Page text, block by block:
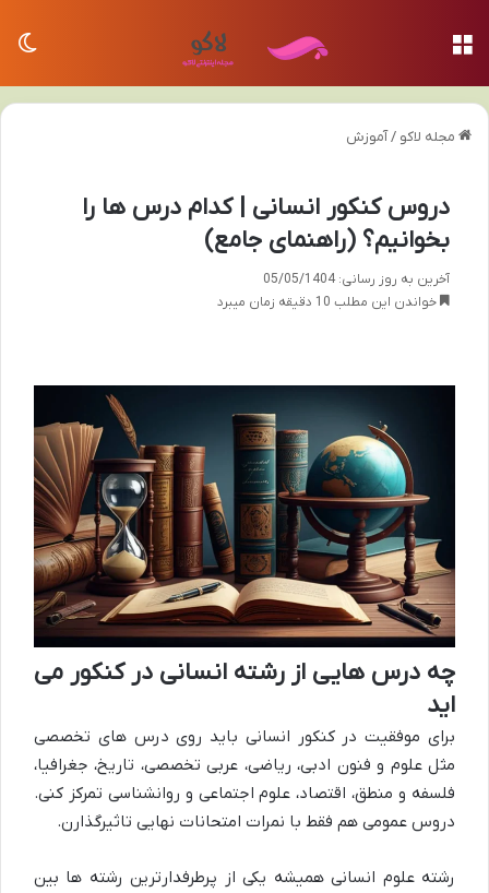
مجله لاکو /آموزش
دروس کنکور انسانی | کدام درس ها را
بخوانیم؟ (راهنمای جامع)
آخرین به روز رسانی: 05/05/1404
خواندن این مطلب 10 دقیقه زمان میبرد
چه درس هایی از رشته انسانی در کنکور می
اید
برای موفقیت در کنکور انسانی باید روی درس های تخصصی
مثل علوم و فنون ادبی، ریاضی، عربی تخصصی، تاریخ، جغرافیا،
فلسفه و منطق، اقتصاد، علوم اجتماعی و روانشناسی تمرکز کنی.
دروس عمومی هم فقط با نمرات امتحانات نهایی تاثیرگذارن.
رشته علوم انسانی همیشه یکی از پرطرفدارترین رشته ها بین